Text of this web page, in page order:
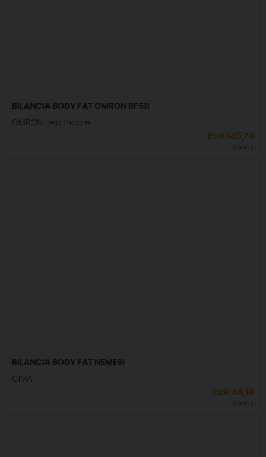
BILANCIA BODY FAT OMRON BF511
OMRON Healthcare
EUR145,70
IVA incl.
BILANCIA BODY FAT NEMESI
GIMA
EUR 48,19
IVA incl.